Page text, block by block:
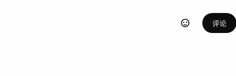
评论